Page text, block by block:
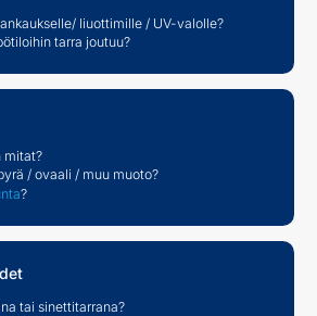
liuottimille / UV-valolle?
tarra joutuu?
mitat?
/ ovaali / muu muoto?
?
tai sinettitarrana?